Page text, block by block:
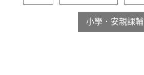
小學．安親課輔